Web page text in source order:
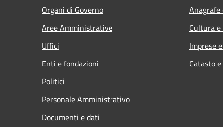
Organi di Governo
Aree Amministrative
Uffici
Enti e fondazioni
Politici
Personale Amministrativo
Documenti e dati
Cultura
Imprese
Catasto